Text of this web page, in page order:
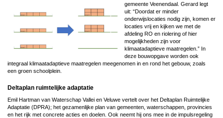
gemeente Veenendaal. Gerard legt
uit: “Doordat er minder
onderwijslocaties nodig zijn, komen er
locaties vrij en kijken we met de
afdeling RO en riolering of hier
mogelijkheden zijn voor
klimaatadaptieve maatregelen.” In
deze bouwopgave worden ook
integraal klimaatadaptieve maatregelen meegenomen in en rond het gebouw, zoals
een groen schoolplein.
Deltaplan ruimtelijke adaptatie
Emil Hartman van Waterschap Vallei en Veluwe vertelt over het Deltaplan Ruimtelijke
Adaptatie (DPRA); het gezamenlijke plan van gemeenten, waterschappen, provincies
en het rijk met concrete acties en doelen. Ook neemt hij ons mee in de impulsregeling